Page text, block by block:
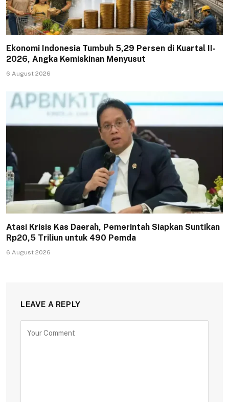
Ekonomi Indonesia Tumbuh 5,29 Persen di Kuartal II-
2026, Angka Kemiskinan Menyusut
6 August 2026
Atasi Krisis Kas Daerah, Pemerintah Siapkan Suntikan
Rp20,5 Triliun untuk 490 Pemda
6 August 2026
LEAVE A REPLY